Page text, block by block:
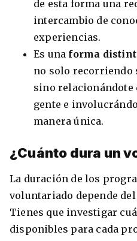
de esta forma una
intercambio de
experiencias.
Es una forma
no solo recorriendo
sino relacionándote
gente e
manera única.
¿Cuánto dura un
La duración de los
voluntariado depende
Tienes que investigar
disponibles para cada